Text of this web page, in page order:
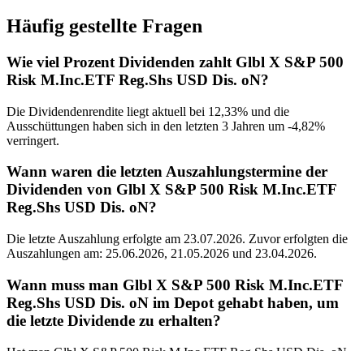
Häufig gestellte Fragen
Wie viel Prozent Dividenden zahlt Glbl X S&P 500
Risk M.Inc.ETF Reg.Shs USD Dis. oN?
Die Dividendenrendite liegt aktuell bei 12,33% und die
Ausschüttungen haben sich in den letzten 3 Jahren um -4,82%
verringert.
Wann waren die letzten Auszahlungstermine der
Dividenden von Glbl X S&P 500 Risk M.Inc.ETF
Reg.Shs USD Dis. oN?
Die letzte Auszahlung erfolgte am 23.07.2026. Zuvor erfolgten die
Auszahlungen am: 25.06.2026, 21.05.2026 und 23.04.2026.
Wann muss man Glbl X S&P 500 Risk M.Inc.ETF
Reg.Shs USD Dis. oN im Depot gehabt haben, um
die letzte Dividende zu erhalten?